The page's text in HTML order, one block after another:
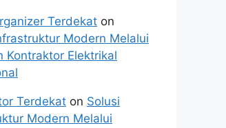
Terdekat on
Modern Melalui
Kontraktor Elektrikal
Terdekat on Solusi
Modern Melalui